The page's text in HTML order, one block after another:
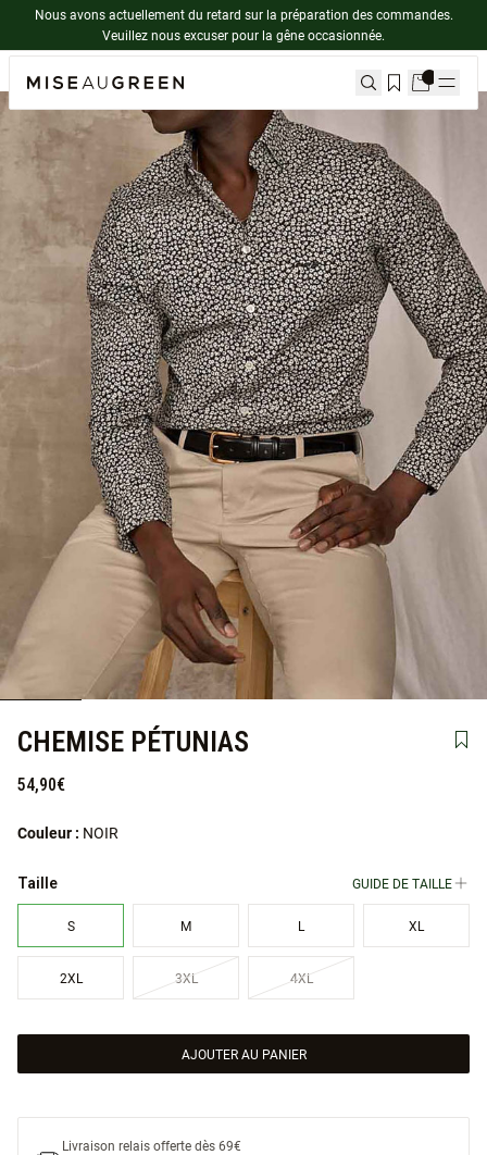
Nous avons actuellement du retard sur la préparation des commandes.
Veuillez nous excuser pour la gêne occasionnée.
CHEMISE PÉTUNIAS
54,90€
Couleur : NOIR
Taille GUIDE DE TAILLE
S M L XL
2XL 3XL 4XL
AJOUTER AU PANIER
Livraison relais offerte dès 69€